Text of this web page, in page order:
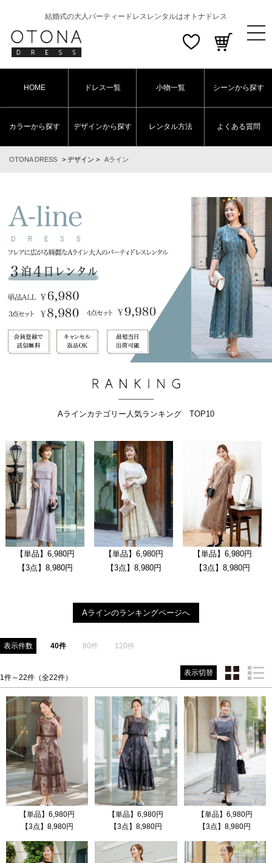
結婚式の大人パーティードレスレンタルはオトナドレス
HOME ドレス一覧 小物一覧 シーンから探す
カラーから探す デザインから探す レンタル方法 よくある質問
OTONA DRESS > デザイン > Aライン
Aラインカテゴリー人気ランキング TOP10
【単品】6,980円
【3点】8,980円
【単品】6,980円
【3点】8,980円
【単品】6,980円
【3点】8,980円
Aラインのランキングページへ
表示件数 40件 80件 120件
1件～22件（全22件）
表示切替
【単品】6,980円
【3点】8,980円
【単品】6,980円
【3点】8,980円
【単品】6,980円
【3点】8,980円